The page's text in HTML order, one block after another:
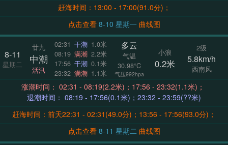
赶海时间：13:00 - 17:00(91.0分)；
点击查看
8-10 星期一 曲线图
8-11
星期二
廿九
中潮
活汛
02:31 干潮 1.0米
08:19 满潮 2.2米
17:56 干潮 0.1米
23:32 满潮 1.1米
多云
气温
30.98°C
气压992hpa
小浪
0.2米
2级
5.8km/h
西南风
涨潮时间： 02:31 - 08:19(2.2米)；17:56 - 23:32(1.1米)；
退潮时间： 08:19 - 17:56(0.1米)；23:32 - 23:59(??米)
赶海时间：前天22:31 - 02:31(49.0分)；13:56 - 17:56(93.0分)；
点击查看
8-11 星期二 曲线图